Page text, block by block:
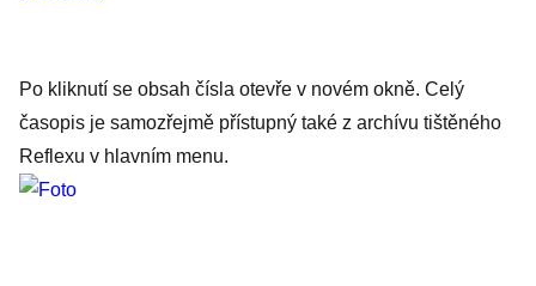
Po kliknutí se obsah čísla otevře v novém okně. Celý
časopis je samozřejmě přístupný také z archívu tištěného
Reflexu v hlavním menu.